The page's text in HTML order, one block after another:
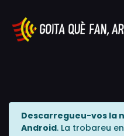
Descarregueu-vos la
Android. La trobareu en